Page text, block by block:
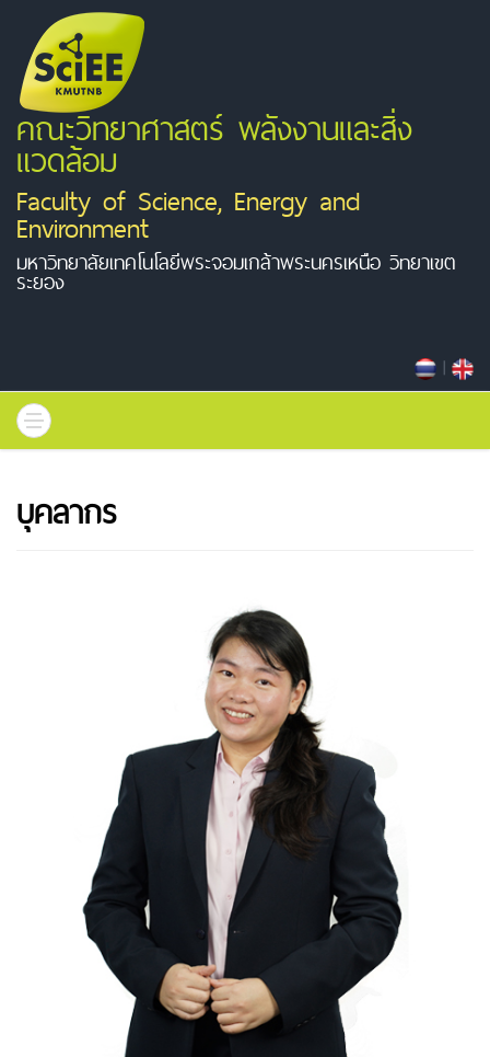
คณะวิทยาศาสตร์ พลังงานและสิ่ง
แวดล้อม
Faculty of Science, Energy and
Environment
มหาวิทยาลัยเทคโนโลยีพระจอมเกล้าพระนครเหนือ วิทยาเขต
ระยอง
|
บุคลากร